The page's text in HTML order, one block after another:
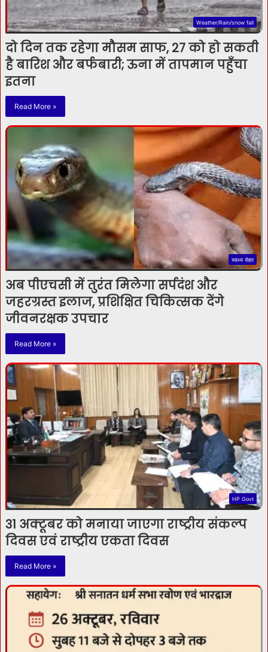
Weather/Rain/snow fall
दो दिन तक रहेगा मौसम साफ, 27 को हो सकती
है बारिश और बर्फबारी; ऊना में तापमान पहुँचा
इतना
Read More »
स्वाथ्य सेहत
अब पीएचसी में तुरंत मिलेगा सर्पदंश और
जहरग्रस्त इलाज, प्रशिक्षित चिकित्सक देंगे
जीवनरक्षक उपचार
Read More »
HP Govt
31 अक्टूबर को मनाया जाएगा राष्ट्रीय संकल्प
दिवस एवं राष्ट्रीय एकता दिवस
Read More »